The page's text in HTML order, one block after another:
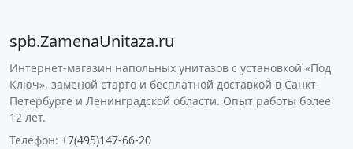
spb.ZamenaUnitaza.ru
Интернет-магазин напольных унитазов с установкой «Под
Ключ», заменой старго и бесплатной доставкой в Санкт-
Петербурге и Ленинградской области. Опыт работы более
12 лет.
Телефон: +7(495)147-66-20